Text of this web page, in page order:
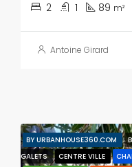
2 1 89 m²
Antoine Girard
BY URBANHOUSE360.COM
GALETS
CENTRE VILLE